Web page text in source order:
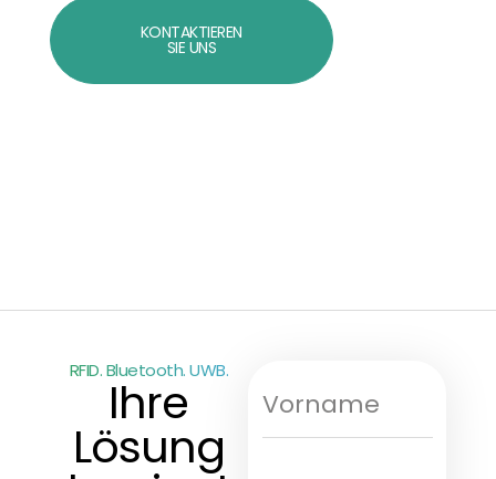
KONTAKTIEREN
SIE UNS
RFID. Bluetooth. UWB.
Ihre
Lösung